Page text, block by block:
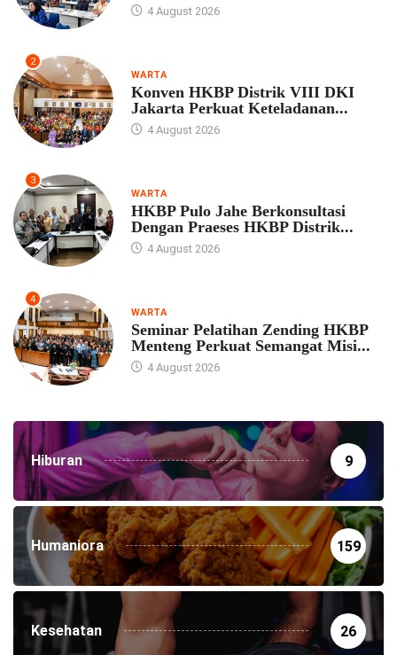
4 August 2026
2
WARTA
Konven HKBP Distrik VIII DKI
Jakarta Perkuat Keteladanan...
4 August 2026
3
WARTA
HKBP Pulo Jahe Berkonsultasi
Dengan Praeses HKBP Distrik...
4 August 2026
4
WARTA
Seminar Pelatihan Zending HKBP
Menteng Perkuat Semangat Misi...
4 August 2026
Hiburan 9
Humaniora 159
Kesehatan 26